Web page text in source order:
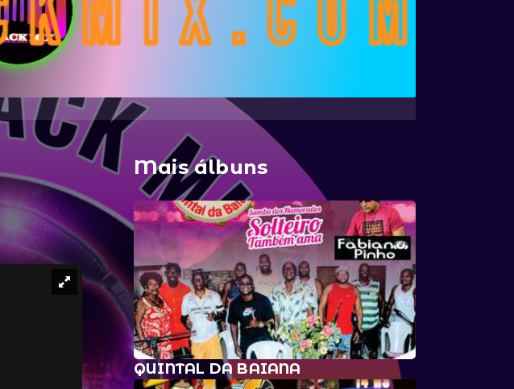
Mais álbuns
QUINTAL DA BAIANA